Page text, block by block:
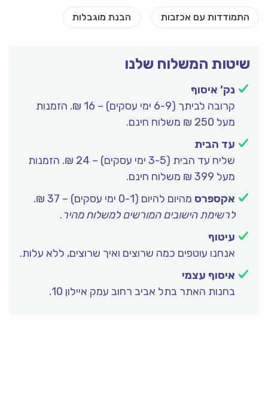
שיטות המשלוח שלנו
נק’ איסוף
קרובה לביתך (6-9 ימי עסקים) – 16 ₪. הזמנות
מעל 250 ₪ משלוח חינם.
עד הבית
שליח עד הבית (3-5 ימי עסקים) – 24 ₪. הזמנות
מעל 399 ₪ משלוח חינם.
אקספרס מהיום להיום (0-1 ימי עסקים) – 37 ₪.
לרשימת הישובים המורשים למשלוח מהיר.
עיטוף
אנחנו עוטפים כמה שרוצים ואיך שרוצים, ללא עלות.
איסוף עצמי
בחנות האתר בתל אביב רחוב עמק איילון 10.